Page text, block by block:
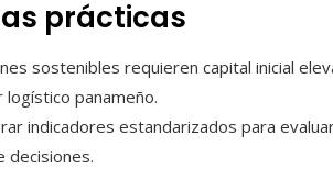
prácticas
sostenibles requieren capital inicial
panameño.
indicadores estandarizados para
decisiones.